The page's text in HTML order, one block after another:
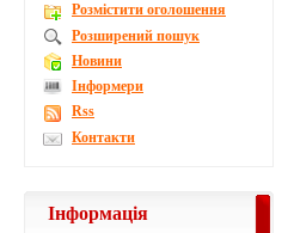
Розмістити оголошення
Розширений пошук
Новини
Інформери
Rss
Контакти
Інформація